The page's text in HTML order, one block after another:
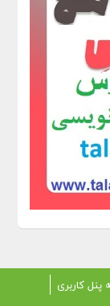
پنل کاربری